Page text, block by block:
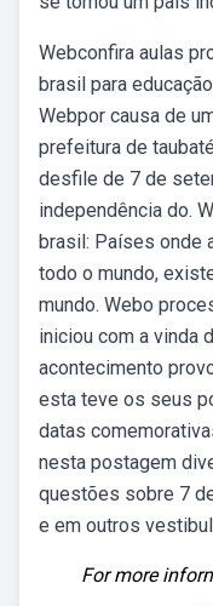
Webconfira aulas
brasil para
Webpor causa de
prefeitura de
desfile de 7 de
independência do.
brasil: Países onde
todo o mundo,
mundo. Webo
iniciou com a vinda
acontecimento
esta teve os seus
datas
nesta postagem
questões sobre 7
e em outros
For more